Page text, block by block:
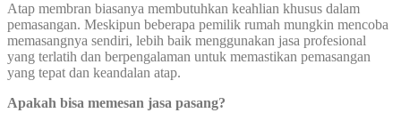
Atap membran biasanya membutuhkan keahlian khusus dalam
pemasangan. Meskipun beberapa pemilik rumah mungkin mencoba
memasangnya sendiri, lebih baik menggunakan jasa profesional
yang terlatih dan berpengalaman untuk memastikan pemasangan
yang tepat dan keandalan atap.
Apakah bisa memesan jasa pasang?